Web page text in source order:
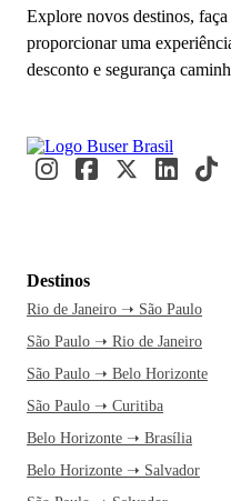
Explore novos destinos,
proporcionar uma
desconto e segurança
Destinos
Rio de Janeiro ➝ São Paulo
São Paulo ➝ Rio de Janeiro
São Paulo ➝ Belo Horizonte
São Paulo ➝ Curitiba
Belo Horizonte ➝ Brasília
Belo Horizonte ➝ Salvador